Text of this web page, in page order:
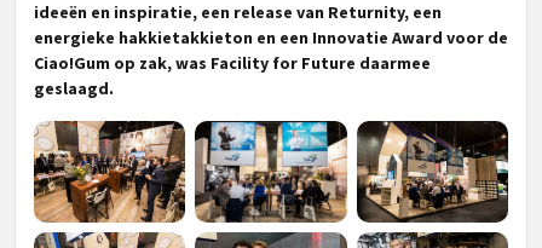
ideeën en inspiratie, een release van Returnity, een
energieke hakkietakkieton en een Innovatie Award voor de
Ciao!Gum op zak, was Facility for Future daarmee
geslaagd.